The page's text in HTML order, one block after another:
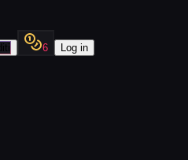
6
Log in